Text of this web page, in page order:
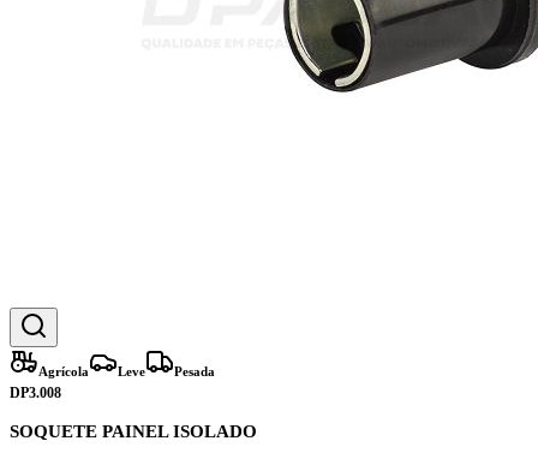
Agrícola Leve Pesada
DP3.008
SOQUETE PAINEL ISOLADO